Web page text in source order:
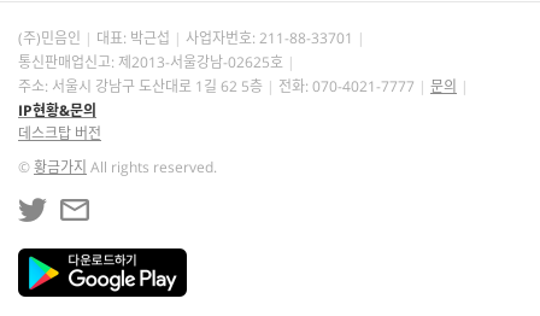
(주)민음인 대표: 박근섭 사업자번호: 211-88-33701
통신판매업신고: 제2013-서울강남-02625호
주소: 서울시 강남구 도산대로 1길 62 5층
전화: 070-4021-7777
문의
IP현황&문의
데스크탑 버전
©황금가지 All rights reserved.